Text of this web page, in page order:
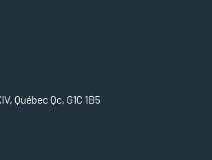
Québec Qc, G1C 1B5